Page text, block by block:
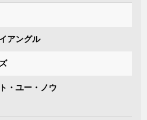
アングル
・ユー・ノウ